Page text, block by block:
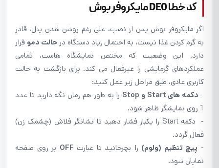
کد خطا DE0 مایکروفر بوش
اگر مایکروفر بوش پس از نصب، علی رغم روشن شدن پنل، قادر
به گرم کردن غذا نیست، به احتمال زیاد دستگاه در حالت دمو قرار
دارد. این وضعیت که مختص نمایشگاه هاست، تمامی
عملکردهای گرمایشی را غیرفعال می کند. برای بازگشت به حالت
کاربری عادی، طبق مراحل زیر عمل کنید:
- دکمه های Start و Stop
را به طور هم زمان نگه دارید تا عدد
1 روی نمایشگر ظاهر شود.
- دکمه Start را یکبار فشار دهید تا نشانگر فلاش (چشمک زن)
فعال گردد.
- پیچ تنظیم (ولوم) را بچرخانید تا عبارت OFF بر روی صفحه
نمایان شود.